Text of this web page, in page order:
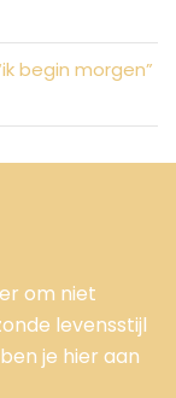
begin morgen”
om niet
levensstijl
je hier aan